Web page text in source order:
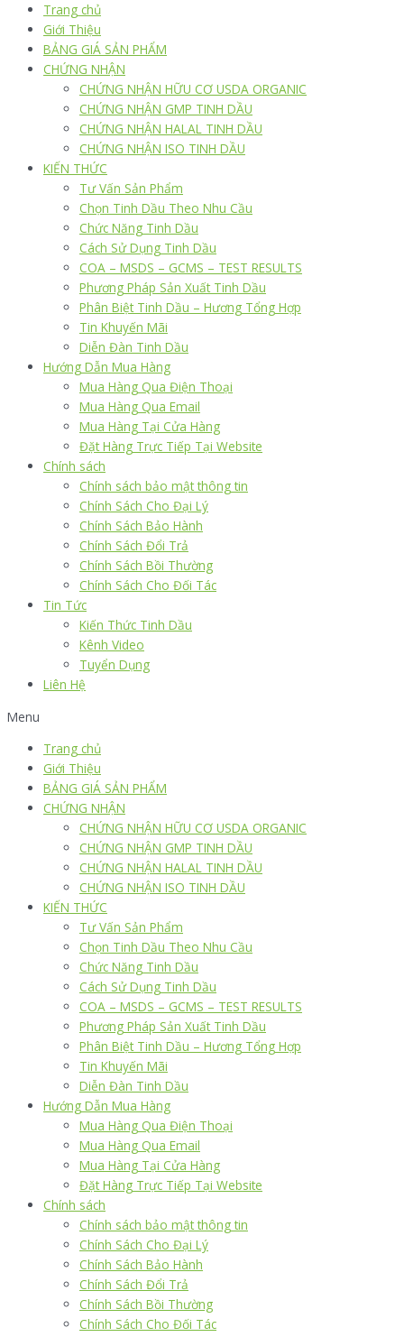
Trang chủ
Giới Thiệu
BẢNG GIÁ SẢN PHẨM
CHỨNG NHẬN
CHỨNG NHẬN HỮU CƠ USDA ORGANIC
CHỨNG NHẬN GMP TINH DẦU
CHỨNG NHẬN HALAL TINH DẦU
CHỨNG NHẬN ISO TINH DẦU
KIẾN THỨC
Tư Vấn Sản Phẩm
Chọn Tinh Dầu Theo Nhu Cầu
Chức Năng Tinh Dầu
Cách Sử Dụng Tinh Dầu
COA – MSDS – GCMS – TEST RESULTS
Phương Pháp Sản Xuất Tinh Dầu
Phân Biệt Tinh Dầu – Hương Tổng Hợp
Tin Khuyến Mãi
Diễn Đàn Tinh Dầu
Hướng Dẫn Mua Hàng
Mua Hàng Qua Điện Thoại
Mua Hàng Qua Email
Mua Hàng Tại Cửa Hàng
Đặt Hàng Trực Tiếp Tại Website
Chính sách
Chính sách bảo mật thông tin
Chính Sách Cho Đại Lý
Chính Sách Bảo Hành
Chính Sách Đổi Trả
Chính Sách Bồi Thường
Chính Sách Cho Đối Tác
Tin Tức
Kiến Thức Tinh Dầu
Kênh Video
Tuyển Dụng
Liên Hệ
Menu
Trang chủ
Giới Thiệu
BẢNG GIÁ SẢN PHẨM
CHỨNG NHẬN
CHỨNG NHẬN HỮU CƠ USDA ORGANIC
CHỨNG NHẬN GMP TINH DẦU
CHỨNG NHẬN HALAL TINH DẦU
CHỨNG NHẬN ISO TINH DẦU
KIẾN THỨC
Tư Vấn Sản Phẩm
Chọn Tinh Dầu Theo Nhu Cầu
Chức Năng Tinh Dầu
Cách Sử Dụng Tinh Dầu
COA – MSDS – GCMS – TEST RESULTS
Phương Pháp Sản Xuất Tinh Dầu
Phân Biệt Tinh Dầu – Hương Tổng Hợp
Tin Khuyến Mãi
Diễn Đàn Tinh Dầu
Hướng Dẫn Mua Hàng
Mua Hàng Qua Điện Thoại
Mua Hàng Qua Email
Mua Hàng Tại Cửa Hàng
Đặt Hàng Trực Tiếp Tại Website
Chính sách
Chính sách bảo mật thông tin
Chính Sách Cho Đại Lý
Chính Sách Bảo Hành
Chính Sách Đổi Trả
Chính Sách Bồi Thường
Chính Sách Cho Đối Tác